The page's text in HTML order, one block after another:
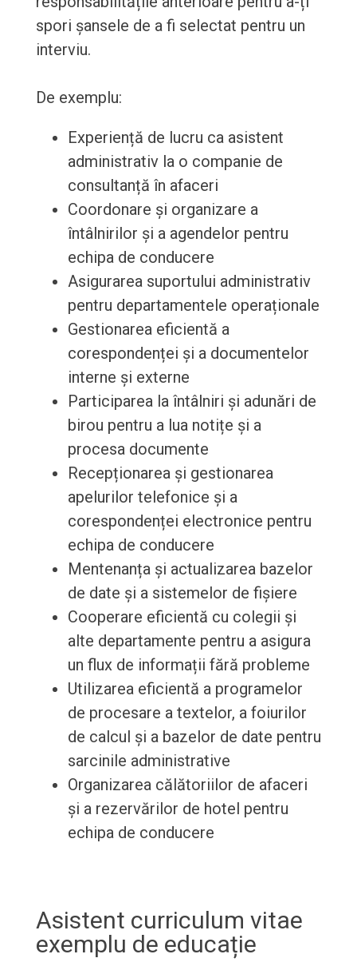
spori șansele de a fi selectat pentru un
interviu.
De exemplu:
Experiență de lucru ca asistent
administrativ la o companie de
consultanță în afaceri
Coordonare și organizare a
întâlnirilor și a agendelor pentru
echipa de conducere
Asigurarea suportului administrativ
pentru departamentele operaționale
Gestionarea eficientă a
corespondenței și a documentelor
interne și externe
Participarea la întâlniri și adunări de
birou pentru a lua notițe și a
procesa documente
Recepționarea și gestionarea
apelurilor telefonice și a
corespondenței electronice pentru
echipa de conducere
Mentenanța și actualizarea bazelor
de date și a sistemelor de fișiere
Cooperare eficientă cu colegii și
alte departamente pentru a asigura
un flux de informații fără probleme
Utilizarea eficientă a programelor
de procesare a textelor, a foiurilor
de calcul și a bazelor de date pentru
sarcinile administrative
Organizarea călătoriilor de afaceri
și a rezervărilor de hotel pentru
echipa de conducere
Asistent curriculum vitae
exemplu de educație